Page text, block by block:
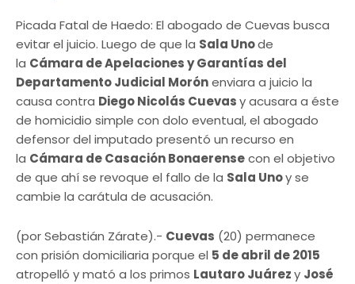
Picada Fatal de Haedo: El abogado de Cuevas busca
evitar el juicio. Luego de que la Sala Unode
la Cámara de Apelaciones y Garantías del
Departamento Judicial Morónenviara a juicio la
causa contra Diego Nicolás Cuevasy acusara a éste
de homicidio simple con dolo eventual, el abogado
defensor del imputado presentó un recurso en
la Cámara de Casación Bonaerensecon el objetivo
de que ahí se revoque el fallo de la Sala Unoy se
cambie la carátula de acusación.
(por Sebastián Zárate).- Cuevas (20) permanece
con prisión domiciliaria porque el 5 de abril de 2015
atropelló y mató a los primos Lautaro Juárezy José